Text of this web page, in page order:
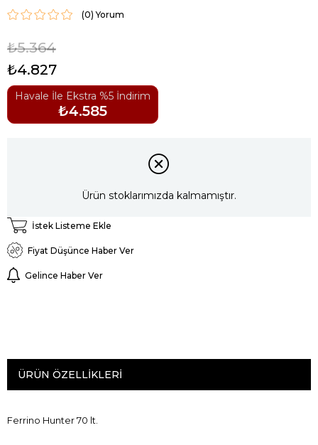
(0)
₺5.364
₺4.827
Havale İle Ekstra %5 İndirim
₺4.585
Ürün stoklarımızda kalmamıştır.
İstek Listeme Ekle
Fiyat Düşünce Haber Ver
Gelince Haber Ver
ÜRÜN ÖZELLIKLERI
Ferrino Hunter 70 lt.